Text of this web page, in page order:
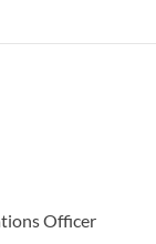
Officer